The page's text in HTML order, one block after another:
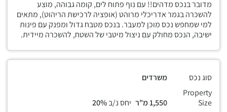
מדובר בנכס מדהים!! עם נוף פתוח לים, קומה גבוהה, מוצע
להשכרה בגמר אדריכלי מרוהט (אופציה לרכישת הריהוט), מתאים
למי שמחפש נכס מוכן למעבר. בנכס מטבח גדול ומפנק עם פינות
ישיבה, הנכס מחולק עם ניצול מיטבי של השטח, להשכרה מיידית.
סוג נכס
משרדים
Property
Size
יחס נ/ב